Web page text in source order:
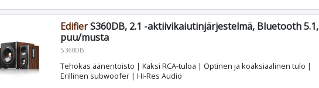
EdifierS360DB, 2.1 -aktiivikaiutinjärjestelmä, Bluetooth 5.1,
puu/musta
S360DB
Tehokas äänentoisto | Kaksi RCA‑tuloa | Optinen ja koaksiaalinen tulo |
Erillinen subwoofer | Hi‑Res Audio